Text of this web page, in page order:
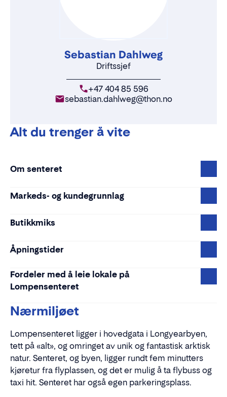
Sebastian Dahlweg
Driftssjef
+47 404 85 596
sebastian.dahlweg@thon.no
Alt du trenger å vite
Om senteret
Markeds- og kundegrunnlag
Butikkmiks
Åpningstider
Fordeler med å leie lokale på
Lompensenteret
Nærmiljøet
Lompensenteret ligger i hovedgata i Longyearbyen,
tett på «alt», og omringet av unik og fantastisk arktisk
natur. Senteret, og byen, ligger rundt fem minutters
kjøretur fra flyplassen, og det er mulig å ta flybuss og
taxi hit. Senteret har også egen parkeringsplass.